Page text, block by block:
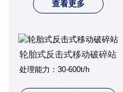
查看更多
轮胎式反击式移动破碎站
处理能力：30-600t/h